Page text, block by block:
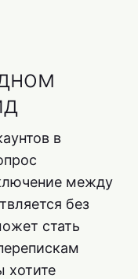
в
между
без
стать
хотите